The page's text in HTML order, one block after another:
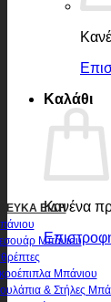
Καλάθι
Κανένα
ΛΕΥΚΆ ΕΊΔΗ
Μπάνιου
Μπάνιου
& Στήλες